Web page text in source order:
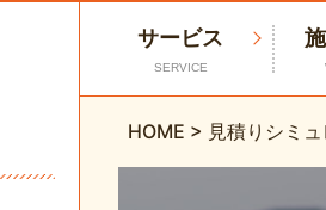
サービス
SERVICE
HOME > 見積りシミ